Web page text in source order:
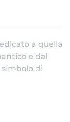
a quella
e dal
di